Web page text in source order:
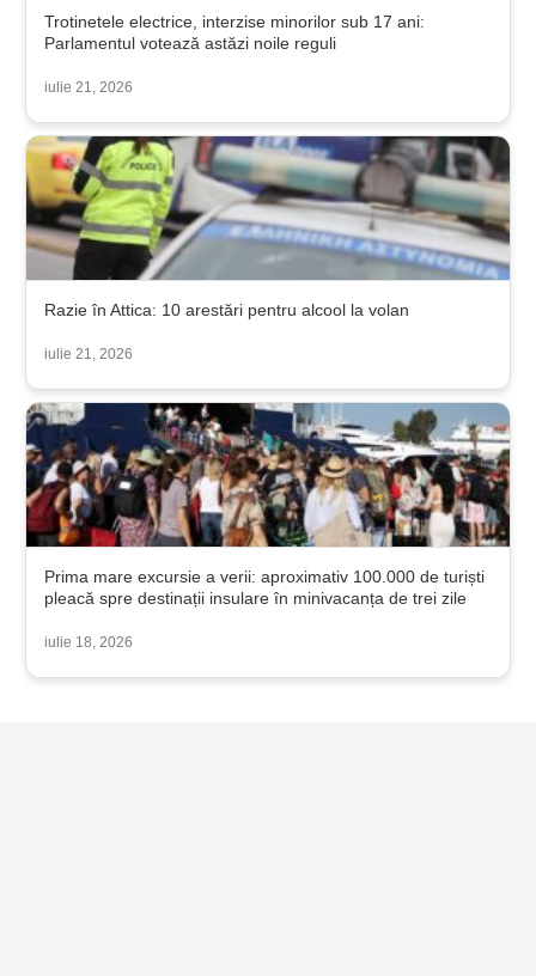
Trotinetele electrice, interzise minorilor sub 17 ani:
Parlamentul votează astăzi noile reguli
iulie 21, 2026
Razie în Attica: 10 arestări pentru alcool la volan
iulie 21, 2026
Prima mare excursie a verii: aproximativ 100.000 de turiști
pleacă spre destinații insulare în minivacanța de trei zile
iulie 18, 2026